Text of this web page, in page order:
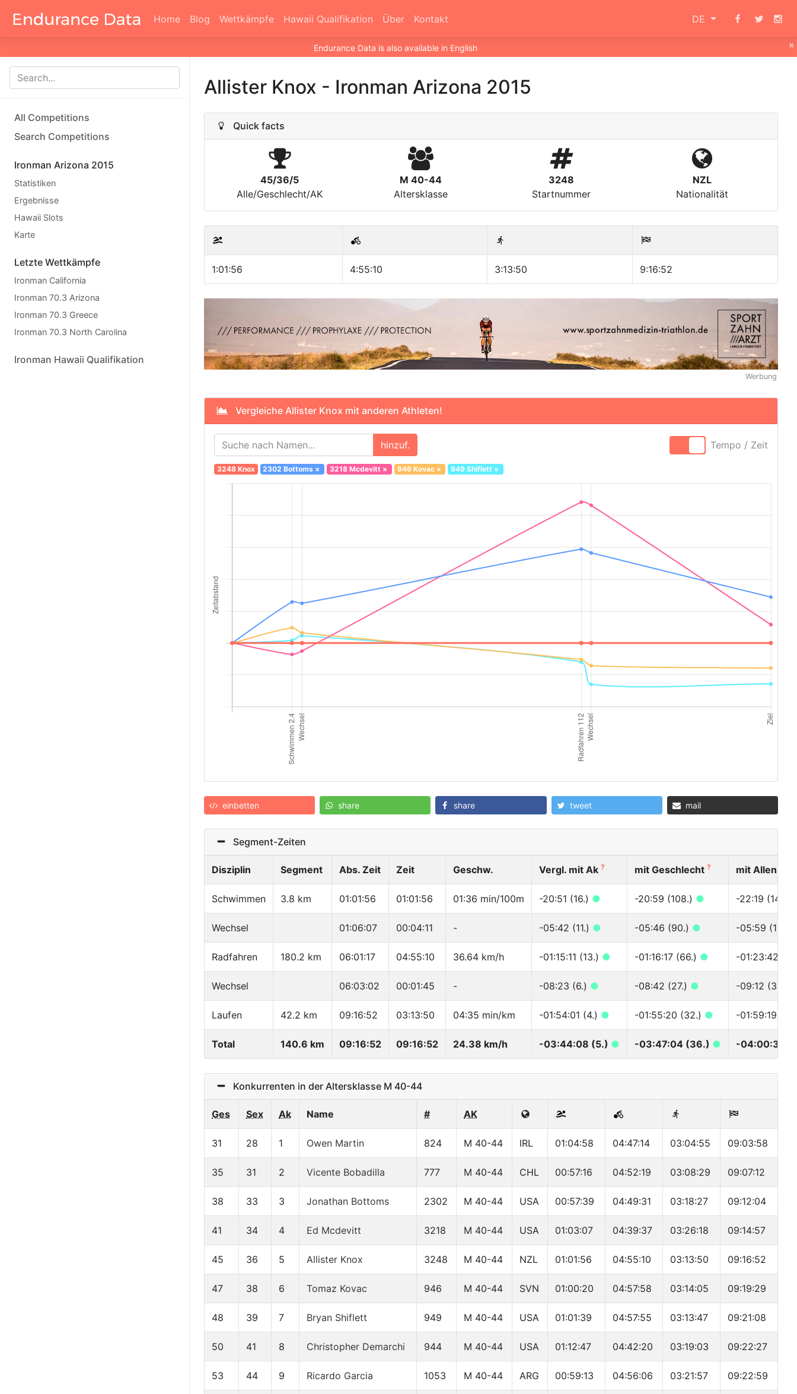
Home Blog Wettkämpfe Hawaii Qualifikation Über Kontakt DE
×
Endurance Data is also available in English
All Competitions
Search Competitions
Ironman Arizona 2015
Statistiken
Ergebnisse
Hawaii Slots
Karte
Letzte Wettkämpfe
Ironman California
Ironman 70.3 Arizona
Ironman 70.3 Greece
Ironman 70.3 North Carolina
Ironman Hawaii Qualifikation
Allister Knox - Ironman Arizona 2015
Quick facts
45/36/5
Alle/Geschlecht/AK
M 40-44
Altersklasse
3248
Startnummer
NZL
Nationalität
1:01:56 4:55:10 3:13:50 9:16:52
Werbung
Vergleiche Allister Knox mit anderen Athleten!
hinzuf. Tempo / Zeit
3248 Knox 2302 Bottoms × 3218 Mcdevitt× 946 Kovac× 949 Shiflett ×
einbetten share share tweet mail
Segment-Zeiten
Disziplin Segment Abs. Zeit Zeit Geschw. Vergl. mit Ak ? mit Geschlecht ? mit Allen
Schwimmen 3.8 km 01:01:56 01:01:56 01:36 min/100m -20:51 (16.) ● -20:59 (108.) ● -22:19 (140.)
Wechsel 01:06:07 00:04:11 - -05:42 (11.) ● -05:46 (90.) ● -05:59 (112.)
Radfahren 180.2 km 06:01:17 04:55:10 36.64 km/h -01:15:11 (13.) ● -01:16:17 (66.) ● -01:23:42
Wechsel 06:03:02 00:01:45 - -08:23 (6.) ● -08:42 (27.) ● -09:12 (38.)
Laufen 42.2 km 09:16:52 03:13:50 04:35 min/km -01:54:01 (4.) ● -01:55:20 (32.) ● -01:59:19
Total 140.6 km 09:16:52 09:16:52 24.38 km/h -03:44:08 (5.) ● -03:47:04 (36.) ● -04:00:31
Konkurrenten in der Altersklasse M 40-44
Ges Sex Ak Name # AK
31 28 1 Owen Martin 824 M 40-44 IRL 01:04:58 04:47:14 03:04:55 09:03:58
35 31 2 Vicente Bobadilla 777 M 40-44 CHL 00:57:16 04:52:19 03:08:29 09:07:12
38 33 3 Jonathan Bottoms 2302 M 40-44 USA 00:57:39 04:49:31 03:18:27 09:12:04
41 34 4 Ed Mcdevitt 3218 M 40-44 USA 01:03:07 04:39:37 03:26:18 09:14:57
45 36 5 Allister Knox 3248 M 40-44 NZL 01:01:56 04:55:10 03:13:50 09:16:52
47 38 6 Tomaz Kovac 946 M 40-44 SVN 01:00:20 04:57:58 03:14:05 09:19:29
48 39 7 Bryan Shiflett 949 M 40-44 USA 01:01:39 04:57:55 03:13:47 09:21:08
50 41 8 Christopher Demarchi 944 M 40-44 USA 01:12:47 04:42:20 03:19:03 09:22:27
53 44 9 Ricardo Garcia 1053 M 40-44 ARG 00:59:13 04:56:06 03:21:57 09:22:59